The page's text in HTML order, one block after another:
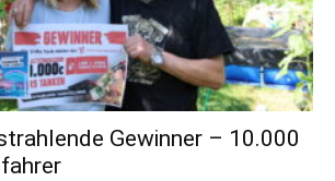
Gewinner – 10.000